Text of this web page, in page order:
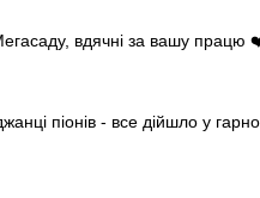
вдячні за вашу працю
піонів - все дійшло у